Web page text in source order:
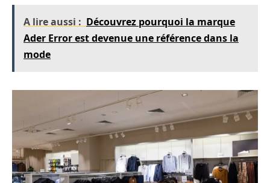
A lire aussi : Découvrez pourquoi la marque
Ader Error est devenue une référence dans la
mode